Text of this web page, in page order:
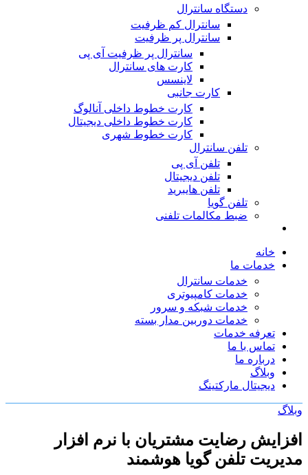
دستگاه سانترال
سانترال کم ظرفیت
سانترال پر ظرفیت
سانترال پر ظرفیت آی پی
کارت های سانترال
لاینسس
کارت جانبی
کارت خطوط داخلی آنالوگ
کارت خطوط داخلی دیجیتال
کارت خطوط شهری
تلفن سانترال
تلفن آی پی
تلفن دیجیتال
تلفن هایبرید
تلفن گویا
ضبط مکالمات تلفنی
خانه
خدمات ما
خدمات سانترال
خدمات کامپیوتری
خدمات شبکه و سرور
خدمات دوربین مدار بسته
تعرفه خدمات
تماس با ما
درباره ما
وبلاگ
دیجیتال مارکتینگ
وبلاگ
افزایش رضایت مشتریان با نرم افزار
مدیریت تلفن گویا هوشمند